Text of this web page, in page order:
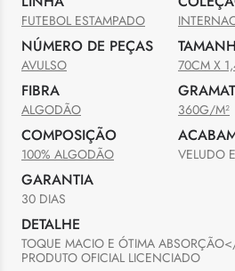
FUTEBOL ESTAMPADO
NÚMERO DE PEÇAS
AVULSO 70CM X
FIBRA
ALGODÃO 360G/M²
COMPOSIÇÃO
100% ALGODÃO VELUDO
DETALHE
TOQUE MACIO E ÓTIMA
PRODUTO OFICIAL LICENCIADO
GARANTIA
30 DIAS